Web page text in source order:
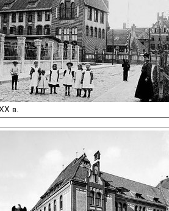
в.